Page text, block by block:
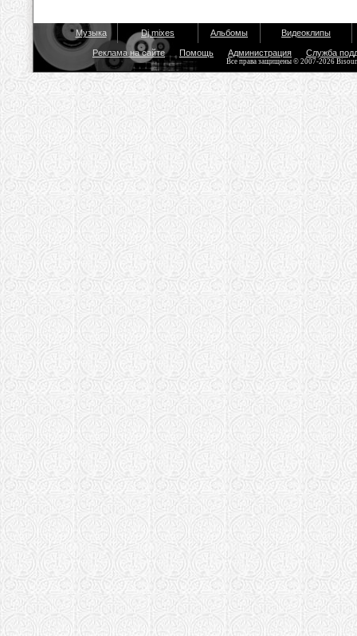
Музыка Dj mixes Альбомы Видеоклипы
Реклама на сайте Помощь Администрация Служба
Все права защищены © 2007-2026